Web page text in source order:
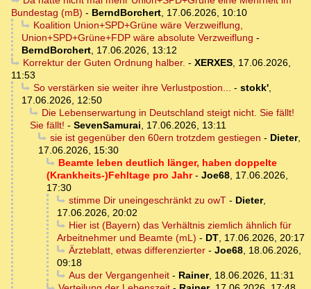
Bundestag (mB) - BerndBorchert, 17.06.2026, 10:10
Koalition Union+SPD+Grüne wäre Verzweiflung,
Union+SPD+Grüne+FDP wäre absolute Verzweiflung -
BerndBorchert, 17.06.2026, 13:12
Korrektur der Guten Ordnung halber. - XERXES, 17.06.2026,
11:53
So verstärken sie weiter ihre Verlustpostion... - stokk',
17.06.2026, 12:50
Die Lebenserwartung in Deutschland steigt nicht. Sie fällt!
Sie fällt! - SevenSamurai, 17.06.2026, 13:11
sie ist gegenüber den 60ern trotzdem gestiegen - Dieter,
17.06.2026, 15:30
Beamte leben deutlich länger, haben doppelte
(Krankheits-)Fehltage pro Jahr- Joe68, 17.06.2026,
17:30
stimme Dir uneingeschränkt zu owT- Dieter,
17.06.2026, 20:02
Hier ist (Bayern) das Verhältnis ziemlich ähnlich für
Arbeitnehmer und Beamte (mL) - DT, 17.06.2026, 20:17
Ärzteblatt, etwas differenzierter- Joe68, 18.06.2026,
09:18
Aus der Vergangenheit- Rainer, 18.06.2026, 11:31